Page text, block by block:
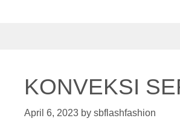
KONVEKSI
April 6, 2023 by sbflashfashion